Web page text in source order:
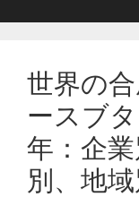
世界の
ースブ
年：企
別、地